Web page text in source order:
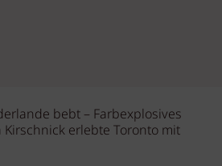
bebt – Farbexplosives
erlebte Toronto mit